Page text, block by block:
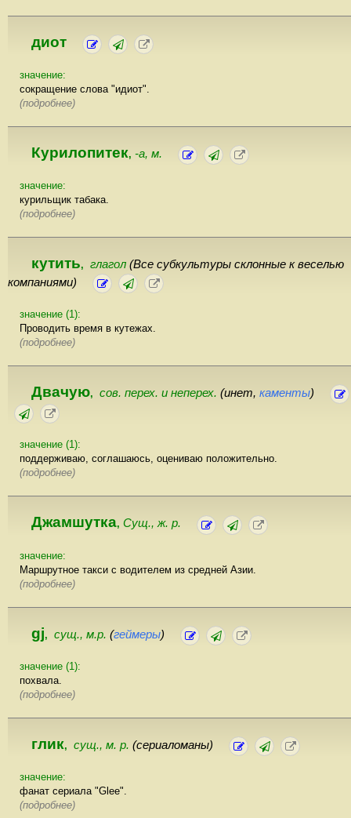
диот
значение:
сокращение слова "идиот".
(подробнее)
Курилопитек, -а, м.
значение:
курильщик табака.
(подробнее)
кутить, глагол (Все субкультуры склонные к веселью
компаниями)
значение (1):
Проводить время в кутежах.
(подробнее)
Двачую, сов. перех. и неперех. (инет, каменты)
значение (1):
поддерживаю, соглашаюсь, оцениваю положительно.
(подробнее)
Джамшутка, Сущ., ж. р.
значение:
Маршрутное такси с водителем из средней Азии.
(подробнее)
gj, сущ., м.р. (геймеры)
значение (1):
похвала.
(подробнее)
глик, сущ., м. р. (сериаломаны)
значение:
фанат сериала "Glee".
(подробнее)